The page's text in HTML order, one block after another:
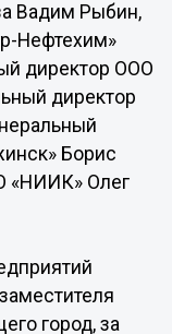
Вадим Рыбин,
Нефтехим»
директор ООО
директор
Борис
«НИИК» Олег
город, за